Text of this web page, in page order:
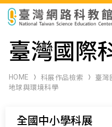
科展作品檢索
科學研習月刊
臺灣國際
HOME 科展作品檢索
臺灣
地球與環境科學
全國中小學科展